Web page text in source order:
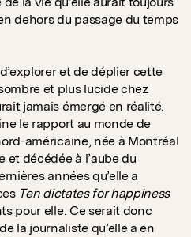
dehors du passage du temps
et de déplier cette
et plus lucide chez
jamais émergé en réalité.
le rapport au monde de
américaine, née à Montréal
et décédée à l’aube du
années qu’elle a
Ten dictates for happiness
pour elle. Ce serait donc
la journaliste qu’elle a en